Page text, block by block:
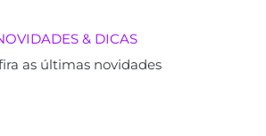
& DICAS
as últimas novidades